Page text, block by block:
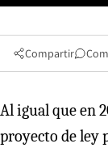
Compartir
Al igual que en
proyecto de ley